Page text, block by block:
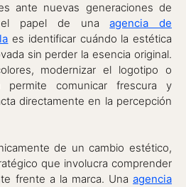
ante nuevas generaciones de
el papel de unaagencia de
es identificar cuándo la estética
sin perder la esencia original.
modernizar el logotipo o
permite comunicar frescura y
directamente en la percepción
de un cambio estético,
que involucra comprender
frente a la marca. Una agencia